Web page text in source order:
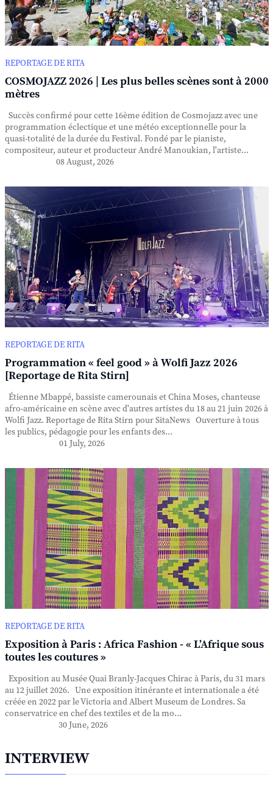
REPORTAGE DE RITA
COSMOJAZZ 2026 | Les plus belles scènes sont à 2000
mètres
Succès confirmé pour cette 16ème édition de Cosmojazz avec une
programmation éclectique et une météo exceptionnelle pour la
quasi-totalité de la durée du Festival. Fondé par le pianiste,
compositeur, auteur et producteur André Manoukian, l'artiste...
08 August, 2026
REPORTAGE DE RITA
Programmation « feel good » à Wolfi Jazz 2026
[Reportage de Rita Stirn]
Étienne Mbappé, bassiste camerounais et China Moses, chanteuse
afro-américaine en scène avec d'autres artistes du 18 au 21 juin 2026 à
Wolfi Jazz. Reportage de Rita Stirn pour SitaNews Ouverture à tous
les publics, pédagogie pour les enfants des...
01 July, 2026
REPORTAGE DE RITA
Exposition à Paris : Africa Fashion - « L’Afrique sous
toutes les coutures »
Exposition au Musée Quai Branly-Jacques Chirac à Paris, du 31 mars
au 12 juillet 2026. Une exposition itinérante et internationale a été
créée en 2022 par le Victoria and Albert Museum de Londres. Sa
conservatrice en chef des textiles et de la mo...
30 June, 2026
INTERVIEW